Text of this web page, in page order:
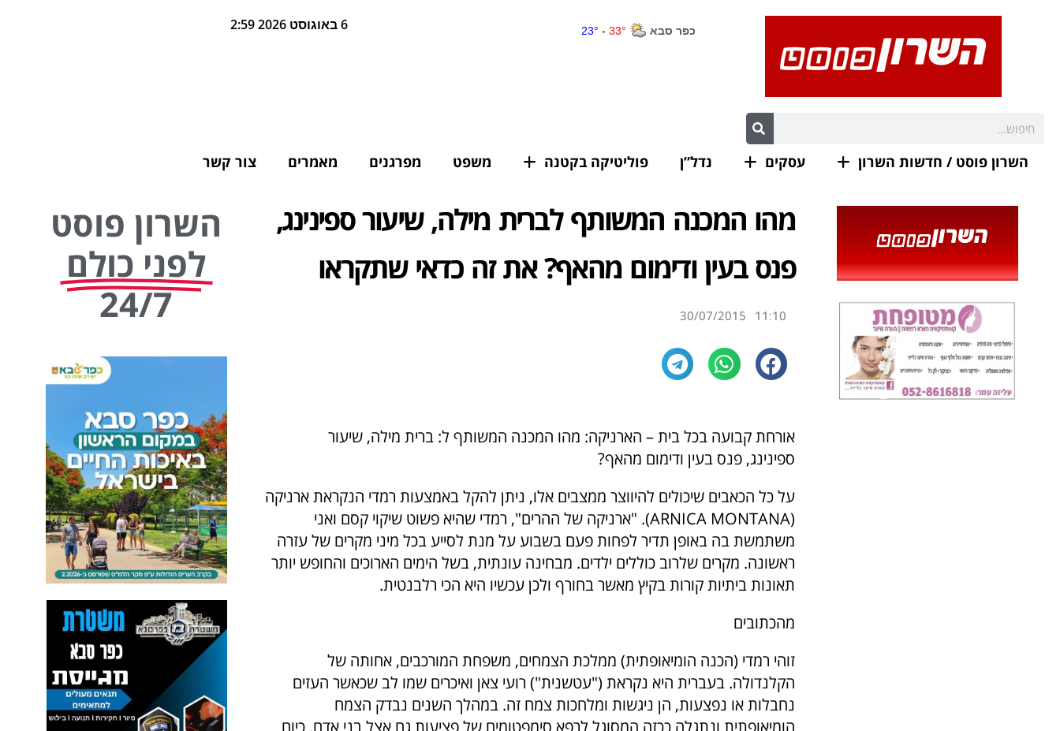
6 באוגוסט 2026 2:59
השרון פוסט / חדשות השרון עסקים נדל”ן פוליטיקה בקטנה משפט מפרגנים מאמרים צור קשר
מהו המכנה המשותף לברית מילה, שיעור ספינינג,
פנס בעין ודימום מהאף? את זה כדאי שתקראו
11:10
30/07/2015
אורחת קבועה בכל בית – הארניקה: מהו המכנה המשותף ל: ברית מילה, שיעור
ספינינג, פנס בעין ודימום מהאף?
על כל הכאבים שיכולים להיווצר ממצבים אלו, ניתן להקל באמצעות רמדי הנקראת ארניקה
(ARNICA MONTANA). "ארניקה של ההרים", רמדי שהיא פשוט שיקוי קסם ואני
משתמשת בה באופן תדיר לפחות פעם בשבוע על מנת לסייע בכל מיני מקרים של עזרה
ראשונה. מקרים שלרוב כוללים ילדים. מבחינה עונתית, בשל הימים הארוכים והחופש יותר
תאונות ביתיות קורות בקיץ מאשר בחורף ולכן עכשיו היא הכי רלבנטית.
מהכתובים
זוהי רמדי (הכנה הומיאופתית) ממלכת הצמחים, משפחת המורכבים, אחותה של
הקלנדולה. בעברית היא נקראת ("עטשנית") רועי צאן ואיכרים שמו לב שכאשר העזים
נחבלות או נפצעות, הן ניגשות ומלחכות צמח זה. במהלך השנים נבדק הצמח
הומיאופתית ונתגלה ככזה המסוגל לרפא סימפטומים של פציעות גם אצל בני אדם. כיום
השרון פוסט
לפני כולם
24/7